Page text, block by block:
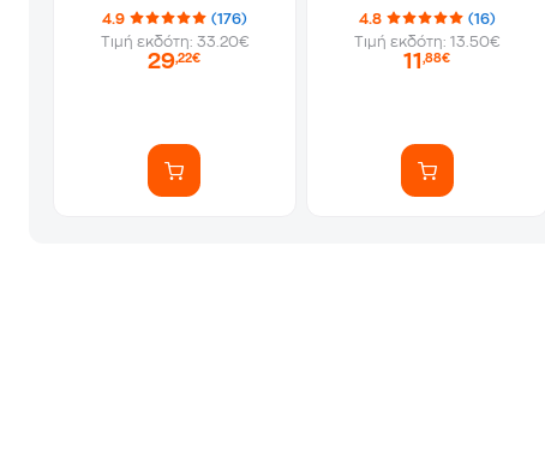
4.9
(176)
Τιμή εκδότη: 33.20€
29,22€
4.8
(16)
Τιμή εκδότη: 13.50€
11,88€